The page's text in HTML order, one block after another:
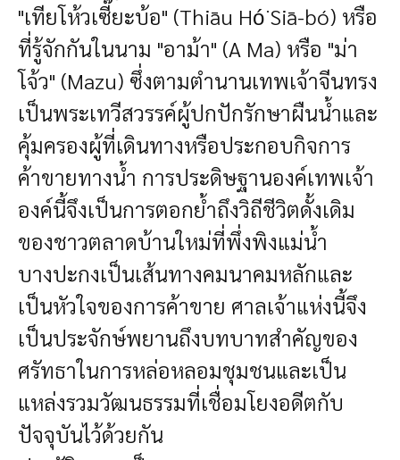
"เทียโห้วเซี๊ยะบ้อ" (Thiāu Hó͘ Siā-bó) หรือ
ที่รู้จักกันในนาม "อาม้า" (A Ma) หรือ "ม่า
โจ้ว" (Mazu) ซึ่งตามตำนานเทพเจ้าจีนทรง
เป็นพระเทวีสวรรค์ผู้ปกปักรักษาผืนน้ำและ
คุ้มครองผู้ที่เดินทางหรือประกอบกิจการ
ค้าขายทางน้ำ การประดิษฐานองค์เทพเจ้า
องค์นี้จึงเป็นการตอกย้ำถึงวิถีชีวิตดั้งเดิม
ของชาวตลาดบ้านใหม่ที่พึ่งพิงแม่น้ำ
บางปะกงเป็นเส้นทางคมนาคมหลักและ
เป็นหัวใจของการค้าขาย ศาลเจ้าแห่งนี้จึง
เป็นประจักษ์พยานถึงบทบาทสำคัญของ
ศรัทธาในการหล่อหลอมชุมชนและเป็น
แหล่งรวมวัฒนธรรมที่เชื่อมโยงอดีตกับ
ปัจจุบันไว้ด้วยกัน